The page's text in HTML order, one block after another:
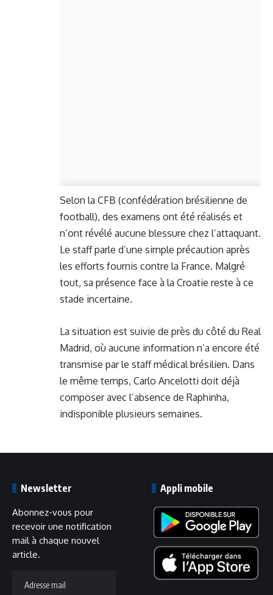
Selon la CFB (confédération brésilienne de
football), des examens ont été réalisés et
n’ont révélé aucune blessure chez l’attaquant.
Le staff parle d’une simple précaution après
les efforts fournis contre la France. Malgré
tout, sa présence face à la Croatie reste à ce
stade incertaine.
La situation est suivie de près du côté du Real
Madrid, où aucune information n’a encore été
transmise par le staff médical brésilien. Dans
le même temps, Carlo Ancelotti doit déjà
composer avec l’absence de Raphinha,
indisponible plusieurs semaines.
Newsletter
Abonnez-vous pour
recevoir une notification
mail à chaque nouvel
article.
mail
Appli mobile